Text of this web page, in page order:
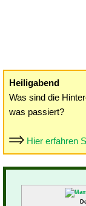
Heiligabend
Was sind die
was passiert?
Hier erfahren